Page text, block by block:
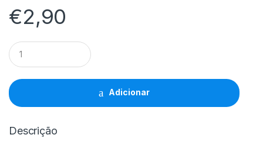
€2,90
Adaptador
Lightning
(M)
Type-
C
(F)
-
Adicionar
Descrição